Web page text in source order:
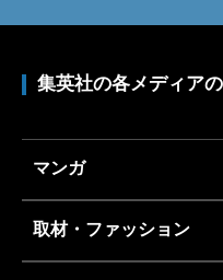
集英社の各メディア
マンガ
取材・ファッション